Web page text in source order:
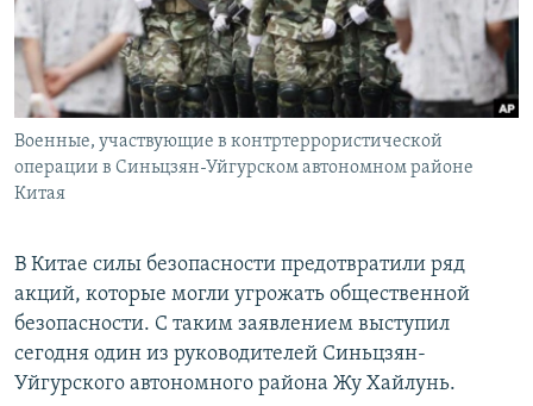
Военные, участвующие в контртеррористической
операции в Синьцзян-Уйгурском автономном районе
Китая
В Китае силы безопасности предотвратили ряд
акций, которые могли угрожать общественной
безопасности. С таким заявлением выступил
сегодня один из руководителей Синьцзян-
Уйгурского автономного района Жу Хайлунь.